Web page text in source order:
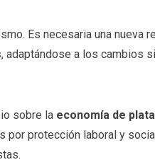
Es necesaria una nueva
a los cambios
sobre la economía de
protección laboral y